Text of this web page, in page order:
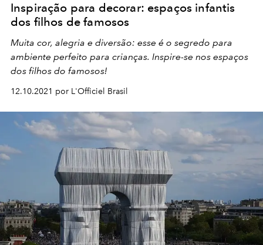
Inspiração para decorar: espaços infantis
dos filhos de famosos
Muita cor, alegria e diversão: esse é o segredo para
ambiente perfeito para crianças. Inspire-se nos espaços
dos filhos do famosos!
12.10.2021 por L'Officiel Brasil